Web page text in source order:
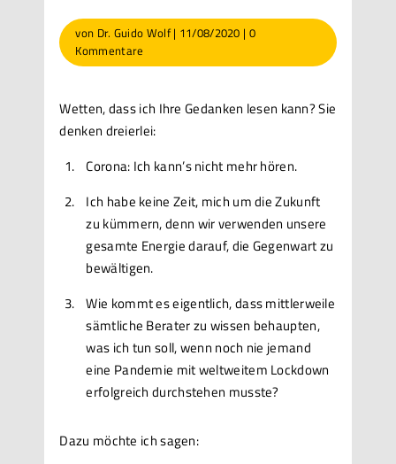
von Dr. Guido Wolf| 11/08/2020 | 0
Kommentare
Wetten, dass ich Ihre Gedanken lesen kann? Sie
denken dreierlei:
Corona: Ich kann’s nicht mehr hören.
Ich habe keine Zeit, mich um die Zukunft
zu kümmern, denn wir verwenden unsere
gesamte Energie darauf, die Gegenwart zu
bewältigen.
Wie kommt es eigentlich, dass mittlerweile
sämtliche Berater zu wissen behaupten,
was ich tun soll, wenn noch nie jemand
eine Pandemie mit weltweitem Lockdown
erfolgreich durchstehen musste?
Dazu möchte ich sagen: